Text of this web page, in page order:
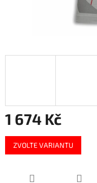
1 674 Kč
Měrná
cena:
ZVOLTE VARIANTU